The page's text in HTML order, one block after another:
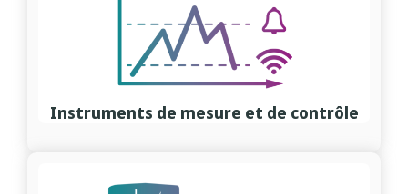
Instruments de mesure et de contrôle